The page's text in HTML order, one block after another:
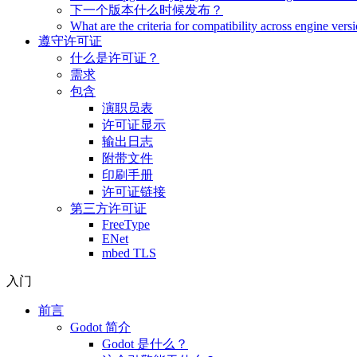
下一个版本什么时候发布？
What are the criteria for compatibility across engine
遵守许可证
什么是许可证？
需求
包含
演职员表
许可证显示
输出日志
附带文件
印刷手册
许可证链接
第三方许可证
FreeType
ENet
mbed TLS
入门
前言
Godot 简介
Godot 是什么？